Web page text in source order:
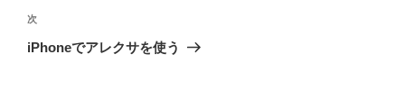
ビ
ゲ
稿
次
の
次
iPhoneでアレクサを使う